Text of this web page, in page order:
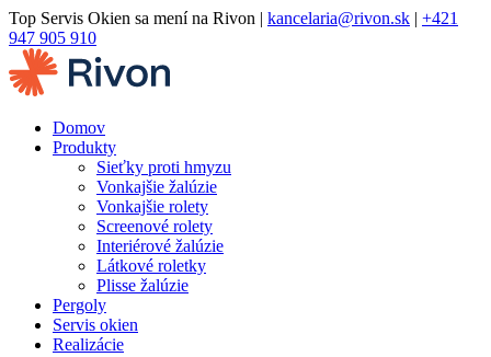
Preskočiť
na
obsah
Top Servis Okien sa mení na Rivon | kancelaria@rivon.sk | +421
947 905 910
Domov
Produkty
Sieťky proti hmyzu
Vonkajšie žalúzie
Vonkajšie rolety
Screenové rolety
Interiérové žalúzie
Látkové roletky
Plisse žalúzie
Pergoly
Servis okien
Realizácie